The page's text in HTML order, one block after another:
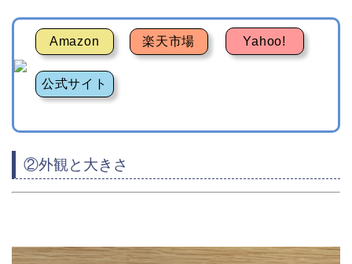
Amazon 楽天市場 Yahoo!
公式サイト
②外観と大きさ